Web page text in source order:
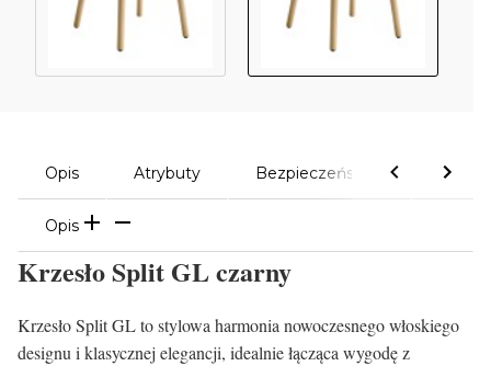
Opis Atrybuty Bezpieczeństwo
Opis
Krzesło Split GL czarny
Krzesło Split GL to stylowa harmonia nowoczesnego włoskiego
designu i klasycznej elegancji, idealnie łącząca wygodę z